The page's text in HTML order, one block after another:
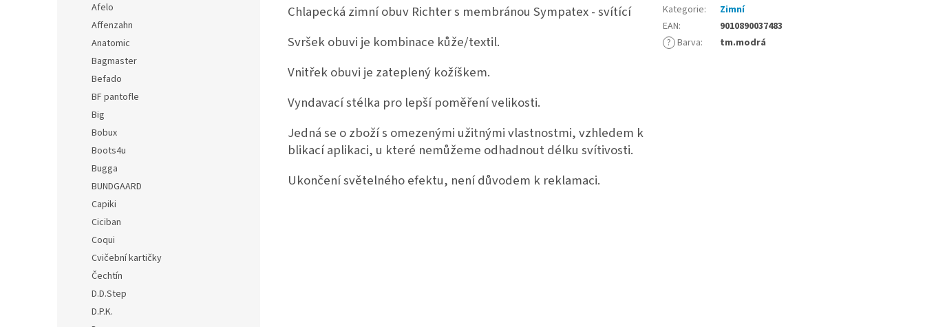
Afelo
Affenzahn
Anatomic
Bagmaster
Befado
BF pantofle
Big
Bobux
Boots4u
Bugga
BUNDGAARD
Capiki
Ciciban
Coqui
Cvičební kartičky
Čechtín
D.D.Step
D.P.K.
Chlapecká zimní obuv Richter s membránou Sympatex - svítící
Svršek obuvi je kombinace kůže/textil.
Vnitřek obuvi je zateplený kožíškem.
Vyndavací stélka pro lepší poměření velikosti.
Jedná se o zboží s omezenými užitnými vlastnostmi, vzhledem k
blikací aplikaci, u které nemůžeme odhadnout délku svítivosti.
Ukončení světelného efektu, není důvodem k reklamaci.
Kategorie:
Zimní
EAN:
9010890037483
? Barva: tm.modrá